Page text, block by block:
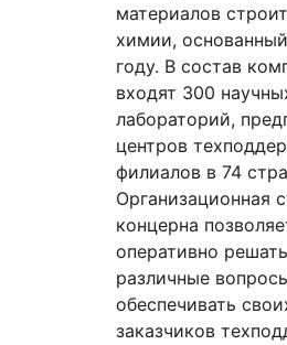
материалов
химии,
году. В состав
входят 300
лабораторий,
центров
филиалов в 74
Организационная
концерна
оперативно решать
различные
обеспечивать
заказчиков